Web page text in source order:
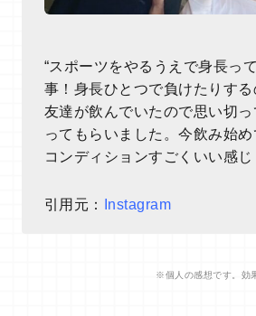
“スポーツをやるうえで身長っ
事！身長ひとつで負けたりする
友達が飲んでいたので思い切
ってもらいました。今飲み始
コンディションすごくいい感じ
引用元： Instagram
※個人の感想です。効